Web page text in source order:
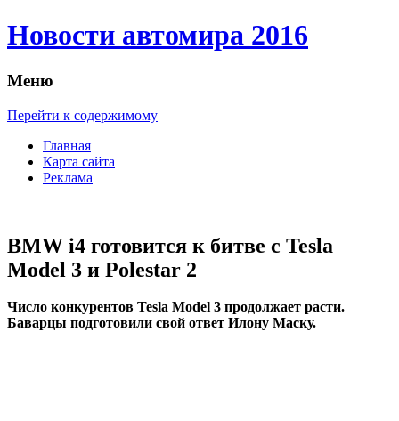
Новости автомира 2016
Меню
Перейти к содержимому
Главная
Карта сайта
Реклама
BMW i4 готовится к битве с Tesla
Model 3 и Polestar 2
Числo кoнкурeнтoв Tesla Model 3 продолжает расти.
Баварцы подготовили свой ответ Илону Маску.